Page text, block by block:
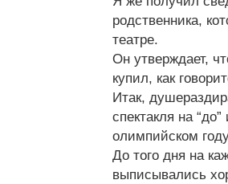
родственника,
театре.
Он утверждает,
купил, как
Итак,
спектакля на
олимпийском
До того дня на
выписывались